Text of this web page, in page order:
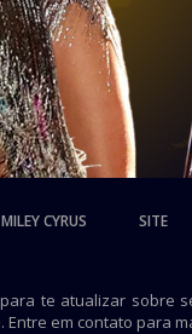
MILEY CYRUS SITE
te atualizar sobre
em contato para